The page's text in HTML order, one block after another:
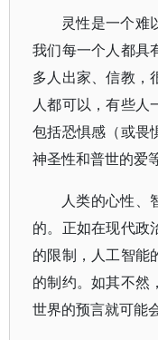
灵性是一个难
我们每一个人都具
多人出家、信教，
人都可以，有些人
包括恐惧感（或畏
神圣性和普世的爱
人类的心性、
的。正如在现代政
的限制，人工智能
的制约。如其不然
世界的预言就可能